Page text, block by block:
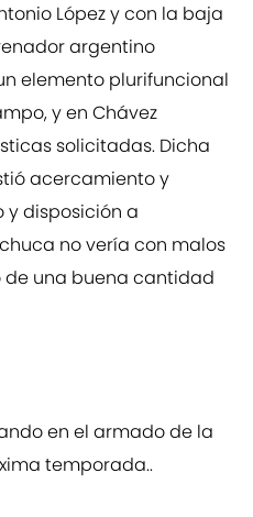
López y con la baja
argentino
elemento plurifuncional
y en Chávez
solicitadas. Dicha
acercamiento y
y disposición a
no vería con malos
una buena cantidad
en el armado de la
temporada..